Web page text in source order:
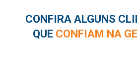
CONFIRA ALGUNS
QUE CONFIAM NA